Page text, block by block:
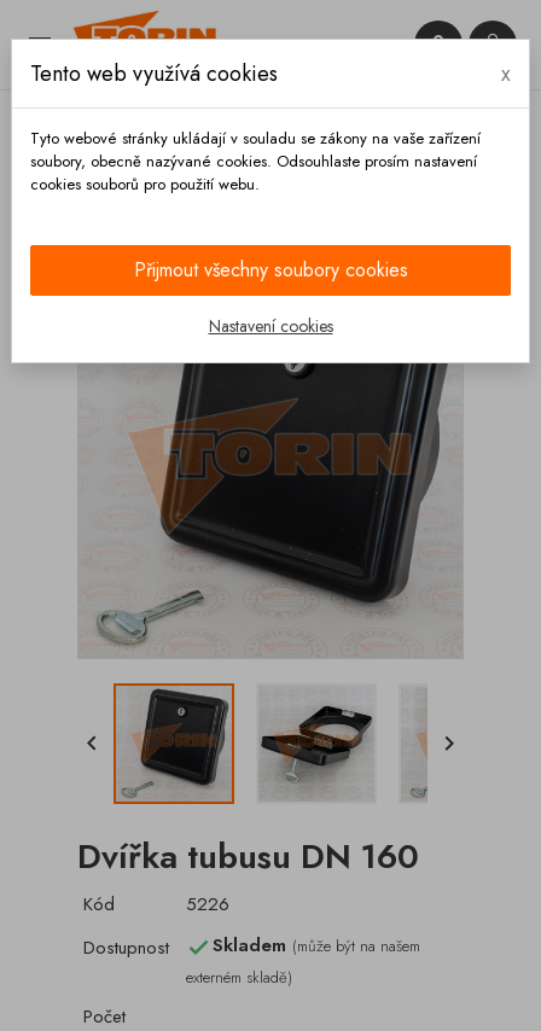
 

 
Dvířka tubusu DN 160
Kód
5226
Dostupnost
Skladem (může být na našem
externém skladě)
Počet
Tento web využívá cookies x
Tyto webové stránky ukládají v souladu se zákony na vaše zařízení
soubory, obecně nazývané cookies. Odsouhlaste prosím nastavení
cookies souborů pro použití webu.
Přijmout všechny soubory cookies
Nastavení cookies